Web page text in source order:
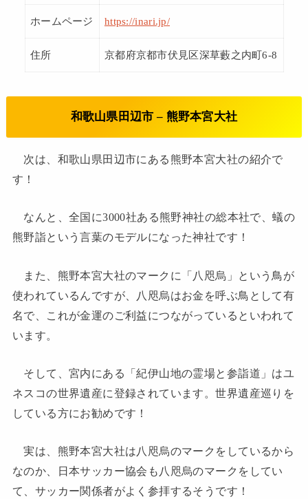
ホームページ https://inari.jp/
住所 京都府京都市伏見区深草藪之内町6-8
和歌山県田辺市 – 熊野本宮大社
次は、和歌山県田辺市にある熊野本宮大社の紹介で
す！
なんと、全国に3000社ある熊野神社の総本社で、蟻の
熊野詣という言葉のモデルになった神社です！
また、熊野本宮大社のマークに「八咫烏」という鳥が
使われているんですが、八咫烏はお金を呼ぶ鳥として有
名で、これが金運のご利益につながっているといわれて
います。
そして、宮内にある「紀伊山地の霊場と参詣道」はユ
ネスコの世界遺産に登録されています。世界遺産巡りを
している方にお勧めです！
実は、熊野本宮大社は八咫烏のマークをしているから
なのか、日本サッカー協会も八咫烏のマークをしてい
て、サッカー関係者がよく参拝するそうです！